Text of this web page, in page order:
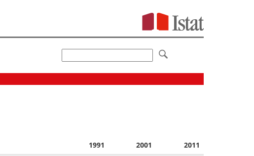
1991 2001 2011